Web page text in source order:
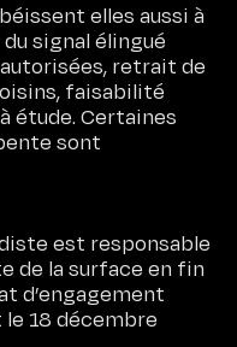
elles aussi à
signal élingué
retrait de
faisabilité
étude. Certaines
sont
est responsable
de la surface en fin
d’engagement
18 décembre